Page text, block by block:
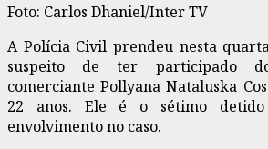
Foto: Carlos Dhaniel/Inter TV
A Polícia Civil prendeu nesta
suspeito de ter participado
comerciante Pollyana Nataluska
22 anos. Ele é o sétimo
envolvimento no caso.